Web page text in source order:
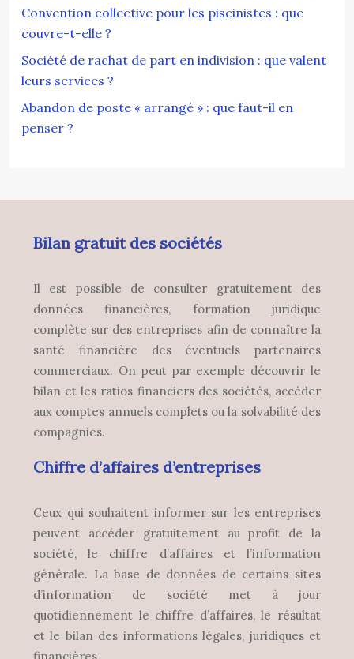
Convention collective pour les piscinistes : que
couvre-t-elle ?
Société de rachat de part en indivision : que valent
leurs services ?
Abandon de poste « arrangé » : que faut-il en
penser ?
Bilan gratuit des sociétés
Il est possible de consulter gratuitement des
données financières, formation juridique
complète sur des entreprises afin de connaître la
santé financière des éventuels partenaires
commerciaux. On peut par exemple découvrir le
bilan et les ratios financiers des sociétés, accéder
aux comptes annuels complets ou la solvabilité des
compagnies.
Chiffre d’affaires d’entreprises
Ceux qui souhaitent informer sur les entreprises
peuvent accéder gratuitement au profit de la
société, le chiffre d’affaires et l’information
générale. La base de données de certains sites
d’information de société met à jour
quotidiennement le chiffre d’affaires, le résultat
et le bilan des informations légales, juridiques et